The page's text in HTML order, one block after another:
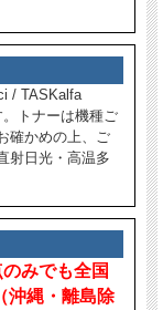
/ TASKalfa
トナーは機種ご
確かめの上、ご
射日光・高温多
のみでも全国
沖縄・離島除